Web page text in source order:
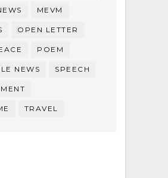
MEVM
OPEN LETTER
POEM
NEWS SPEECH
TRAVEL